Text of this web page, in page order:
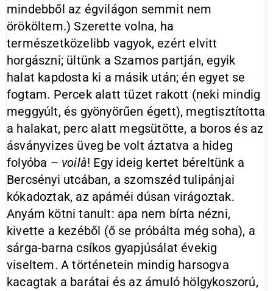
mindebből az égvilágon semmit nem
örököltem.) Szerette volna, ha
természetközelibb vagyok, ezért elvitt
horgászni; ültünk a Szamos partján, egyik
halat kapdosta ki a másik után; én egyet se
fogtam. Percek alatt tüzet rakott (neki mindig
meggyúlt, és gyönyörűen égett), megtisztította
a halakat, perc alatt megsütötte, a boros és az
ásványvizes üveg be volt áztatva a hideg
folyóba – voilà! Egy ideig kertet béreltünk a
Bercsényi utcában, a szomszéd tulipánjai
kókadoztak, az apáméi dúsan virágoztak.
Anyám kötni tanult: apa nem bírta nézni,
kivette a kezéből (ő se próbálta még soha), a
sárga-barna csíkos gyapjúsálat évekig
viseltem. A történetein mindig harsogva
kacagtak a barátai és az ámuló hölgykoszorú,